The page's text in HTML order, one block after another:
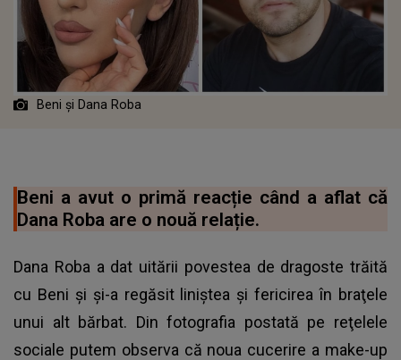
Beni şi Dana Roba
Beni a avut o primă reacție când a aflat că
Dana Roba are o nouă relație.
Dana Roba a dat uitării povestea de dragoste trăită
cu Beni şi şi-a regăsit liniştea şi fericirea în braţele
unui alt bărbat. Din fotografia postată pe reţelele
sociale putem observa că noua cucerire a make-up